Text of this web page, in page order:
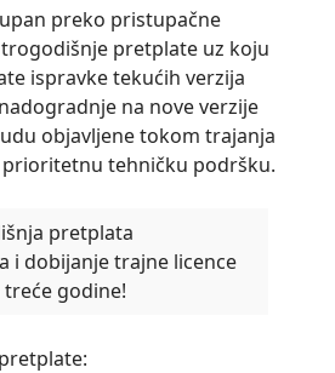
preko pristupačne
pretplate uz koju
ispravke tekućih verzija
na nove verzije
objavljene tokom trajanja
tehničku podršku.
pretplata
i dobijanje trajne licence
godine!